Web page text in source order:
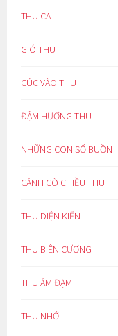
THU CA
GIÓ THU
CÚC VÀO THU
ĐẬM HƯƠNG THU
NHỮNG CON SỐ BUỒN
CÁNH CÒ CHIỀU THU
THU DIỆN KIẾN
THU BIÊN CƯƠNG
THU ẢM ĐẠM
THU NHỚ